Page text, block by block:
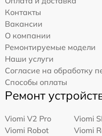
Контакты
Вакансии
О компании
Ремонтируемые модели
Наши услуги
Согласие на обработку
Способы оплаты
Ремонт
Viomi V2 Pro
Viomi
Viomi Robot
Viomi